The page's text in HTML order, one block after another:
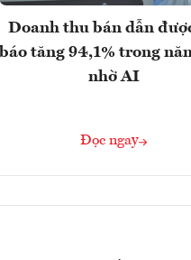
Doanh thu bán dẫn
báo tăng 94,1% trong
nhờ AI
Đọc ngay